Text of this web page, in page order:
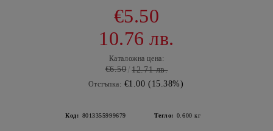
€5.50
10.76 лв.
Каталожна цена:
€6.50 12.71 лв.
Отстъпка: €1.00 (15.38%)
Код: 8013355999679 Тегло: 0.600 кг